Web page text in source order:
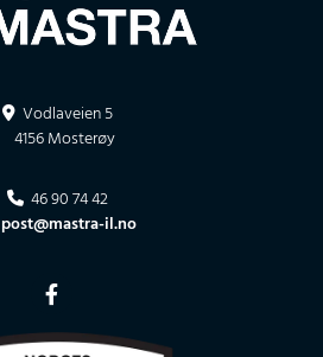
Vodlaveien 5
4156 Mosterøy
46 90 74 42
post@mastra-il.no